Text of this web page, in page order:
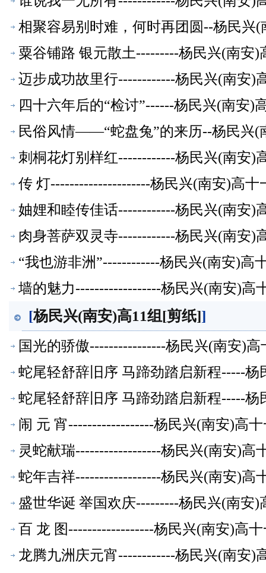
相聚容易别时难，何时再团圆--杨民兴
粟谷铺路 银元散土---------杨民兴(南安)
迈步成功故里行------------杨民兴(南安)
四十六年后的“检讨”------杨民兴(南安)
民俗风情——“蛇盘兔”的来历--杨民兴(
刺桐花灯别样红------------杨民兴(南安)
传 灯---------------------杨民兴(南安)高十
妯娌和睦传佳话------------杨民兴(南安)
肉身菩萨双灵寺------------杨民兴(南安)
“我也游非洲”------------杨民兴(南安)高
墙的魅力------------------杨民兴(南安)高
[杨民兴(南安)高11组[剪纸]]
国光的骄傲----------------杨民兴(南安)
蛇尾轻舒辞旧序 马蹄劲踏启新程-----
蛇尾轻舒辞旧序 马蹄劲踏启新程-----
闹 元 宵------------------杨民兴(南安)高
灵蛇献瑞------------------杨民兴(南安)高
蛇年吉祥------------------杨民兴(南安)高
盛世华诞 举国欢庆---------杨民兴(南安)
百 龙 图------------------杨民兴(南安)高
龙腾九洲庆元宵------------杨民兴(南安)